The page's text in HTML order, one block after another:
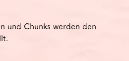
und Chunks werden den